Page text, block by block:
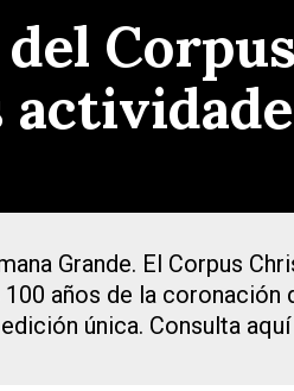
Grande. El Corpus
años de la
única. Consulta